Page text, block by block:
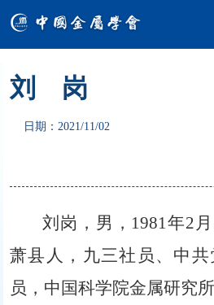
学会介绍
国际交流
智库建设
成果评价
刘 岗
日期：2021/11/02
刘岗，男，1981年2
萧县人，九三社员、中
员，中国科学院金属研究所